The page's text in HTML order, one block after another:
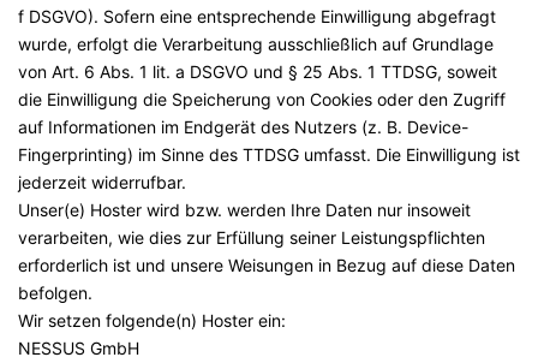
f DSGVO). Sofern eine entsprechende Einwilligung abgefragt
wurde, erfolgt die Verarbeitung ausschließlich auf Grundlage
von Art. 6 Abs. 1 lit. a DSGVO und § 25 Abs. 1 TTDSG, soweit
die Einwilligung die Speicherung von Cookies oder den Zugriff
auf Informationen im Endgerät des Nutzers (z. B. Device-
Fingerprinting) im Sinne des TTDSG umfasst. Die Einwilligung ist
jederzeit widerrufbar.
Unser(e) Hoster wird bzw. werden Ihre Daten nur insoweit
verarbeiten, wie dies zur Erfüllung seiner Leistungspflichten
erforderlich ist und unsere Weisungen in Bezug auf diese Daten
befolgen.
Wir setzen folgende(n) Hoster ein:
NESSUS GmbH